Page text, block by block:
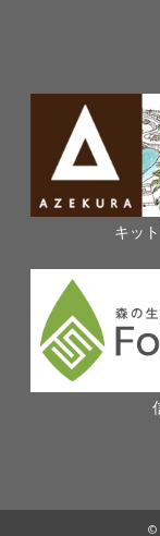
キッ